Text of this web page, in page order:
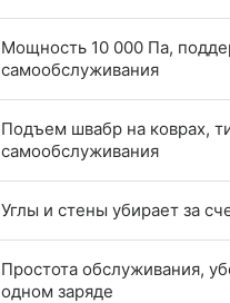
Мощность 10 000 Па,
самообслуживания
Подъем швабр на коврах,
самообслуживания
Углы и стены убирает за
Простота обслуживания,
одном заряде